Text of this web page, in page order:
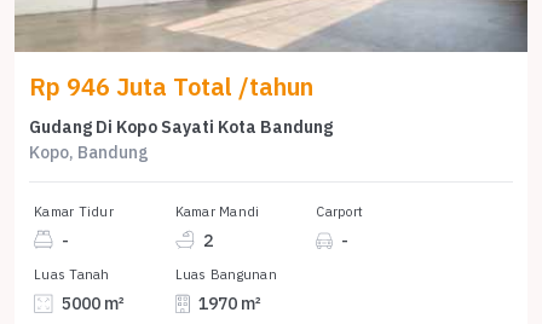
Rp 946 Juta Total /tahun
Gudang Di Kopo Sayati Kota Bandung
Kopo, Bandung
Kamar Tidur
-
Kamar Mandi
2
Carport
-
Luas Tanah
5000 m²
Luas Bangunan
1970 m²